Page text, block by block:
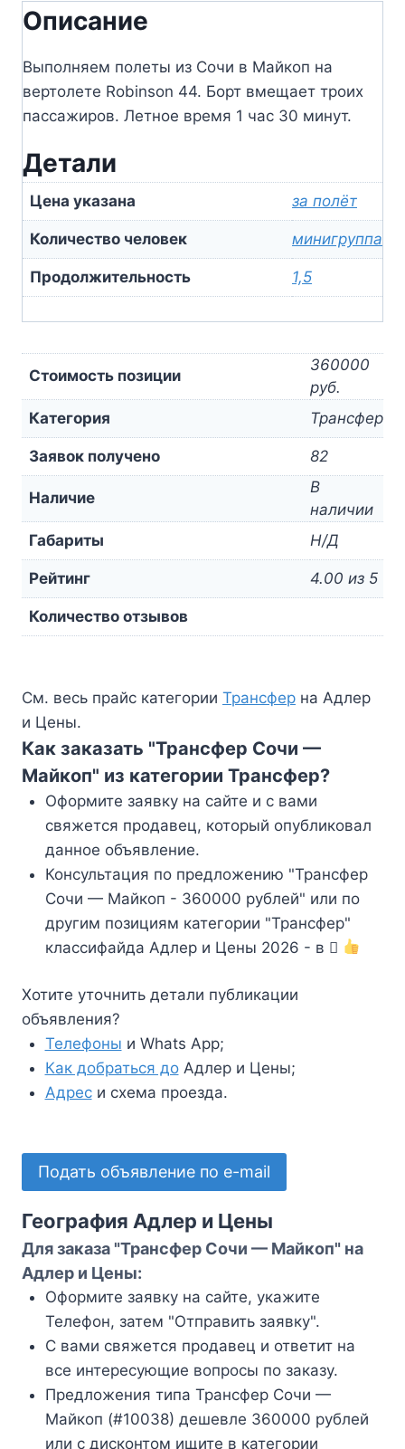
Описание
Выполняем полеты из Сочи в Майкоп на
вертолете Robinson 44. Борт вмещает троих
пассажиров. Летное время 1 час 30 минут.
Детали
Цена указана за полёт
Количество человек минигруппа
Продолжительность 1,5
Стоимость позиции
360000
руб.
Категория
Трансфер
Заявок получено 82
Наличие
В
наличии
Габариты
Н/Д
Рейтинг 4.00 из 5
Количество отзывов
См. весь прайс категории Трансфер на Адлер
и Цены.
Как заказать "Трансфер Сочи —
Майкоп" из категории Трансфер?
Оформите заявку на сайте и с вами
свяжется продавец, который опубликовал
данное объявление.
Консультация по предложению "Трансфер
Сочи — Майкоп - 360000 рублей" или по
другим позициям категории "Трансфер"
классифайда Адлер и Цены 2026 - в
Хотите уточнить детали публикации
объявления?
Телефоны и Whats App;
Как добраться доАдлер и Цены;
Адреси схема проезда.
Подать объявление по e-mail
География Адлер и Цены
Для заказа "Трансфер Сочи — Майкоп" на
Адлер и Цены:
Оформите заявку на сайте, укажите
Телефон, затем "Отправить заявку".
С вами свяжется продавец и ответит на
все интересующие вопросы по заказу.
Предложения типа Трансфер Сочи —
Майкоп (#10038) дешевле 360000 рублей
или с дисконтом ищите в категории